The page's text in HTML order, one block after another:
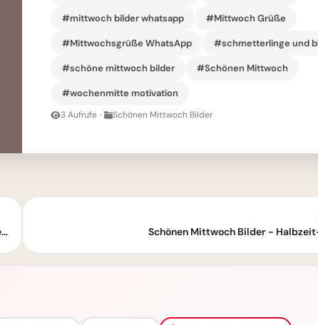
#mittwoch bilder whatsapp #Mittwoch Grüße
#Mittwochsgrüße WhatsApp #schmetterlinge und
#schöne mittwoch bilder #Schönen Mittwoch
#wochenmitte motivation
3 Aufrufe · Schönen Mittwoch Bilder
Mittwochmorgen: Zarte Tropfen künden vom Durchhalten bis zum Abendglück Schönen Mittwoch Bilder -